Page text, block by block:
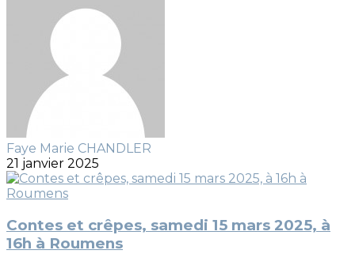
Faye Marie CHANDLER
21 janvier 2025
Contes et crêpes, samedi 15 mars 2025, à
16h à Roumens